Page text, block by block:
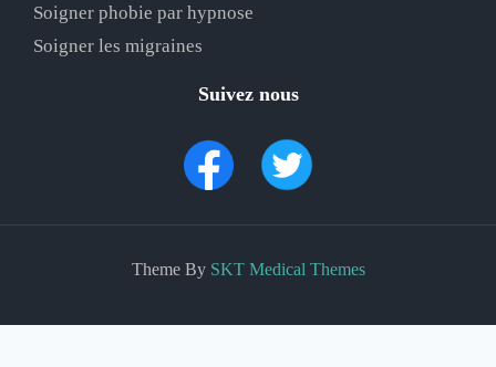
Soigner phobie par hypnose
Soigner les migraines
Suivez nous
Theme By SKT Medical Themes